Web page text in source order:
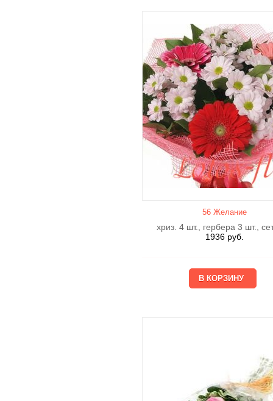
56 Желание
хриз. 4 шт., гербера 3 шт.,
1936 руб.